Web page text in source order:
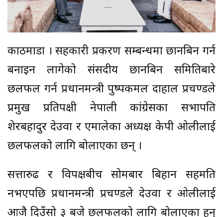
काठमाडौँ । सहकारी प्रकरण सम्बन्धमा छानबिन गर्न
बनाइन लागेको संसदीय छानबिन समितिबारे
छलफल गर्न प्रधानमन्त्री पुष्पकमल दाहाल प्रचण्डले
प्रमुख प्रतिपक्षी नेपाली कांग्रेसका सभापति
शेरबहादुर देउवा र एमालेका अध्यक्ष केपी ओलीलाई
छलफलको लागि बोलाएका छन् ।
सत्तारुढ र विपक्षबीच सोमबार बिहान सहमति
नभएपछि प्रधानमन्त्री प्रचण्डले देउवा र ओलीलाई
आजै दिउँसो ३ बजे छलफलको लागि बोलाएका हुन्